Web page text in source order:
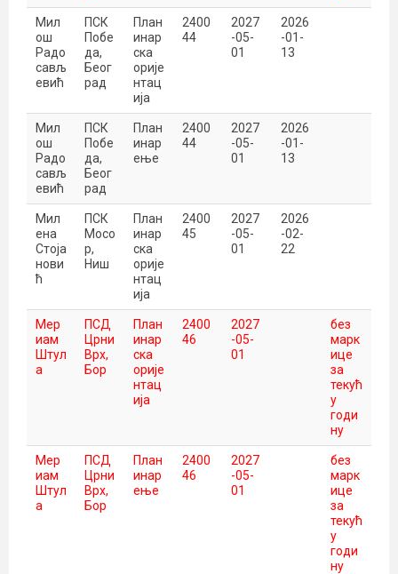
Мил
ош
Радо
сављ
евић
ПСК
Побе
да,
Беог
рад
План
инар
ска
орије
нтац
ија
2400
44
2027
-05-
01
2026
-01-
13
Мил
ош
Радо
сављ
евић
ПСК
Побе
да,
Беог
рад
План
инар
ење
2400
44
2027
-05-
01
2026
-01-
13
Мил
ена
Стоја
нови
ћ
ПСК
Мосо
р,
Ниш
План
инар
ска
орије
нтац
ија
2400
45
2027
-05-
01
2026
-02-
22
Мер
иам
Штул
а
ПСД
Црни
Врх,
Бор
План
инар
ска
орије
нтац
ија
2400
46
2027
-05-
01
без
марк
ице
за
текућ
у
годи
ну
Мер
иам
Штул
а
ПСД
Црни
Врх,
Бор
План
инар
ење
2400
46
2027
-05-
01
без
марк
ице
за
текућ
у
годи
ну